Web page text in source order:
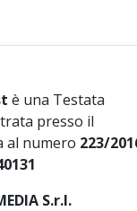
è una Testata
presso il
al numero 223/
S.r.l.